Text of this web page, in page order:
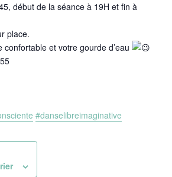
début de la séance à 19H et fin à
place.
confortable et votre gourde d’eau
#danselibreimaginative